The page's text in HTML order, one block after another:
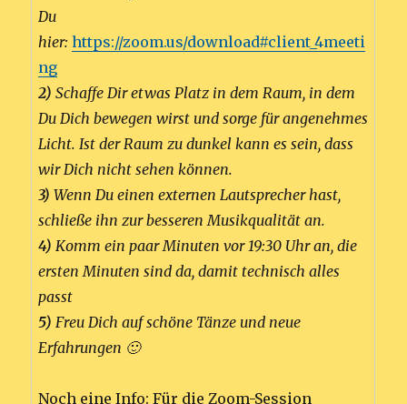
Du
hier:https://zoom.us/download#client_4meeti
ng
2)Schaffe Dir etwas Platz in dem Raum, in dem
Du Dich bewegen wirst und sorge für angenehmes
Licht. Ist der Raum zu dunkel kann es sein, dass
wir Dich nicht sehen können.
3)Wenn Du einen externen Lautsprecher hast,
schließe ihn zur besseren Musikqualität an.
4)Komm ein paar Minuten vor 19:30 Uhr an, die
ersten Minuten sind da, damit technisch alles
passt
5)Freu Dich auf schöne Tänze und neue
Erfahrungen 🙂
Noch eine Info: Für die Zoom-Session